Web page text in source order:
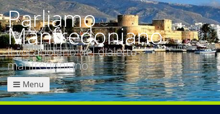
Parliamo
Manfredoniano
Il vocabolario del dialetto
manfredoniano
Menu